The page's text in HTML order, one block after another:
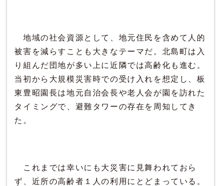
地域の社会資源として、地元住民を含めて人的
被害を減らすことも大きなテーマだ。北島町は入
り組んだ団地が多い上に近隣では高齢化も進む。
当初から大規模災害時での受け入れを想定し、板
東豊昭園長は地元自治会長や老人会が園を訪れた
タイミングで、避難タワーの存在を周知してき
た。
これまでは幸いにも大災害に見舞われておら
ず、近所の高齢者１人の利用にとどまっている。